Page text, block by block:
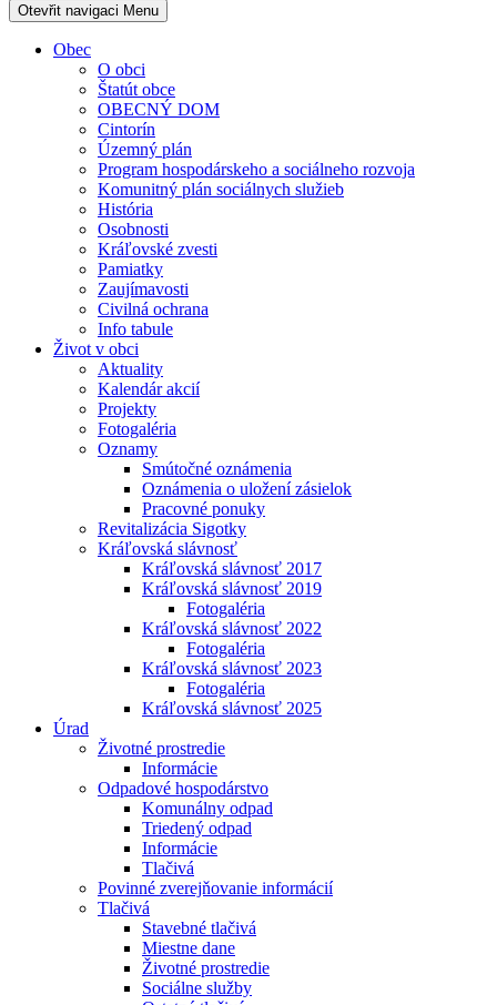
Otevřit navigaci Menu
Obec
O obci
Štatút obce
OBECNÝ DOM
Cintorín
Územný plán
Program hospodárskeho a sociálneho rozvoja
Komunitný plán sociálnych služieb
História
Osobnosti
Kráľovské zvesti
Pamiatky
Zaujímavosti
Civilná ochrana
Info tabule
Život v obci
Aktuality
Kalendár akcií
Projekty
Fotogaléria
Oznamy
Smútočné oznámenia
Oznámenia o uložení zásielok
Pracovné ponuky
Revitalizácia Sigotky
Kráľovská slávnosť
Kráľovská slávnosť 2017
Kráľovská slávnosť 2019
Fotogaléria
Kráľovská slávnosť 2022
Fotogaléria
Kráľovská slávnosť 2023
Fotogaléria
Kráľovská slávnosť 2025
Úrad
Životné prostredie
Informácie
Odpadové hospodárstvo
Komunálny odpad
Triedený odpad
Informácie
Tlačivá
Povinné zverejňovanie informácií
Tlačivá
Stavebné tlačivá
Miestne dane
Životné prostredie
Sociálne služby